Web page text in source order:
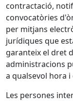
contractació,
convocatòries
per mitjans
jurídiques que
garanteix el dret
administracions
a qualsevol hora i
Les persones